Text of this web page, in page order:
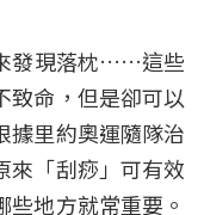
發現落枕……這些
致命，但是卻可以
據里約奧運隨隊治
來「刮痧」可有效
地方就常重要。